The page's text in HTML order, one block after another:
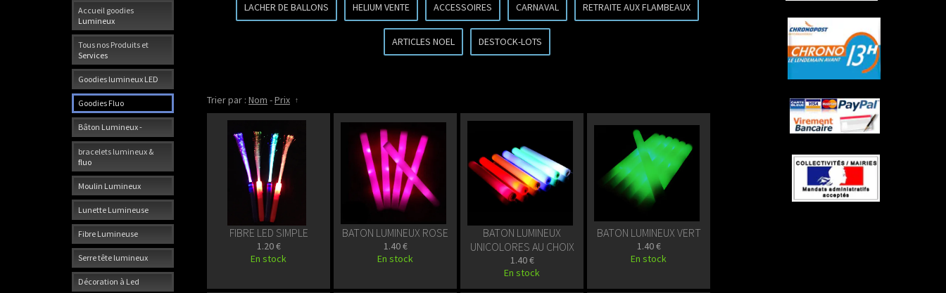
Accueil goodies
Lumineux
Tous nos Produits et
Services
Goodies lumineux LED
Goodies Fluo
Bâton Lumineux -
bracelets lumineux &
fluo
Moulin Lumineux
Lunette Lumineuse
Fibre Lumineuse
Serre tête lumineux
Décoration à Led
LACHER DE BALLONS HELIUM VENTE ACCESSOIRES CARNAVAL RETRAITE AUX FLAMBEAUX
ARTICLES NOEL DESTOCK-LOTS
Trier par : Nom -Prix
FIBRE LED SIMPLE
1.20 €
En stock
BATON LUMINEUX ROSE
1.40 €
En stock
BATON LUMINEUX
UNICOLORES AU CHOIX
1.40 €
En stock
BATON LUMINEUX VERT
1.40 €
En stock